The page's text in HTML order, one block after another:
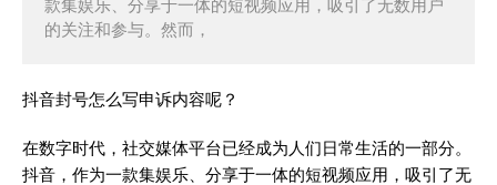
款集娱乐、分享于一体的短视频应用，吸引了无数用户
的关注和参与。然而，
抖音封号怎么写申诉内容呢？
在数字时代，社交媒体平台已经成为人们日常生活的一部分。
抖音，作为一款集娱乐、分享于一体的短视频应用，吸引了无